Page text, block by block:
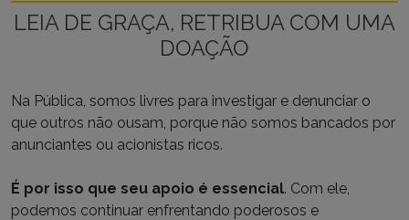
LEIA DE GRAÇA, RETRIBUA COM UMA
DOAÇÃO
Na Pública, somos livres para investigar e denunciar o
que outros não ousam, porque não somos bancados por
anunciantes ou acionistas ricos.
É por isso que seu apoio é essencial. Com ele,
podemos continuar enfrentando poderosos e